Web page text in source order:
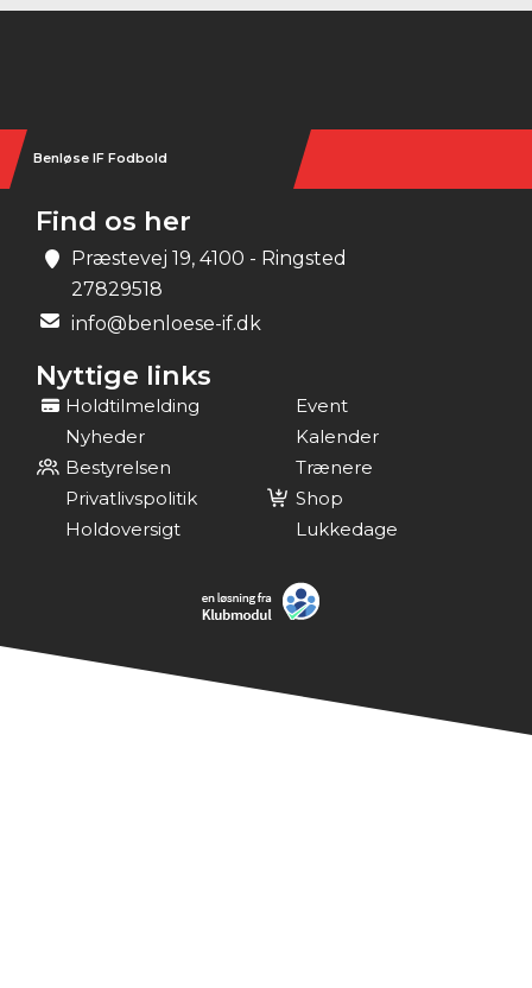
Benløse IF Fodbold
Find os her
Præstevej 19, 4100 - Ringsted
27829518
info@benloese-if.dk
Nyttige links
Holdtilmelding
Event
Nyheder
Kalender
Bestyrelsen
Trænere
Privatlivspolitik
Shop
Holdoversigt
Lukkedage